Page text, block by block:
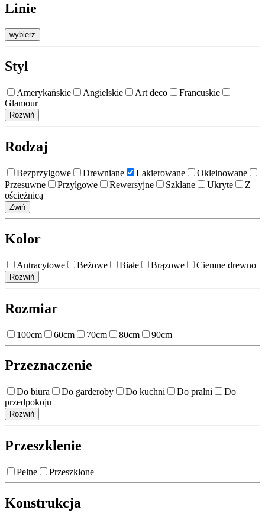
Linie
wybierz
Styl
Amerykańskie Angielskie Art deco
Francuskie
Glamour
Rozwiń
Rodzaj
Bezprzylgowe Drewniane Lakierowane
Okleinowane
Przesuwne
Przylgowe Rewersyjne Szklane Ukryte
Z
ościeżnicą
Zwiń
Kolor
Antracytowe Beżowe Białe Brązowe Ciemne drewno
Rozwiń
Rozmiar
100cm 60cm 70cm 80cm 90cm
Przeznaczenie
Do biura Do garderoby Do kuchni Do pralni
Do
przedpokoju
Rozwiń
Przeszklenie
Pełne Przeszklone
Konstrukcja